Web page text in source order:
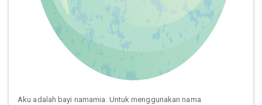
Aku adalah bayi namamia. Untuk menggunakan nama